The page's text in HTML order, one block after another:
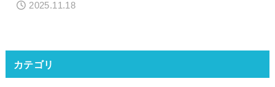
2025.11.18
カテゴリ